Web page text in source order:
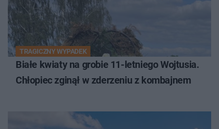
TRAGICZNY WYPADEK
Białe kwiaty na grobie 11-letniego Wojtusia.
Chłopiec zginął w zderzeniu z kombajnem